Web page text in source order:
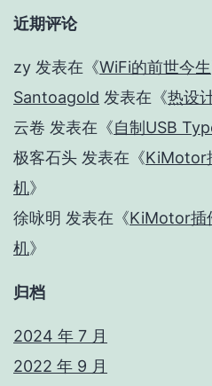
近期评论
zy 发表在《WiFi的前世今生
Santoagold 发表在《热设
云卷 发表在《自制USB
极客石头 发表在《KiMotor
机》
徐咏明 发表在《KiMotor插
机》
归档
2024 年 7 月
2022 年 9 月